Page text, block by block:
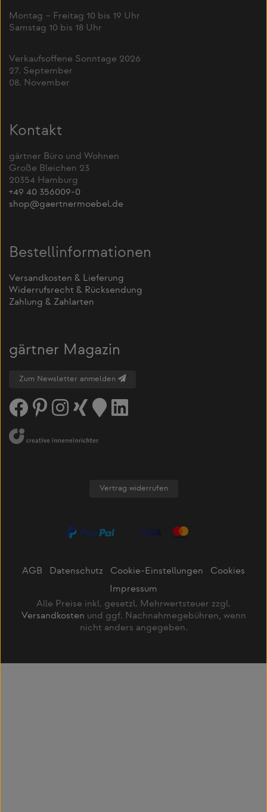
Montag – Freitag 10 bis 19 Uhr
Samstag 10 bis 18 Uhr
Verkaufsoffene Sonntage 2026
27. September
08. November
Kontakt
gärtner Büro und Wohnen
Große Bleichen 23
20354 Hamburg
+49 40 356009-0
shop@gaertnermoebel.de
Bestellinformationen
Versandkosten & Lieferung
Widerrufsrecht & Rücksendung
Zahlung & Zahlarten
gärtner Magazin
Zum Newsletter anmelden
Vertrag widerrufen
AGB Datenschutz Cookie-Einstellungen
Cookies
Impressum
Alle Preise inkl. gesetzl. Mehrwertsteuer zzgl.
Versandkosten und ggf. Nachnahmegebühren, wenn
nicht anders angegeben.